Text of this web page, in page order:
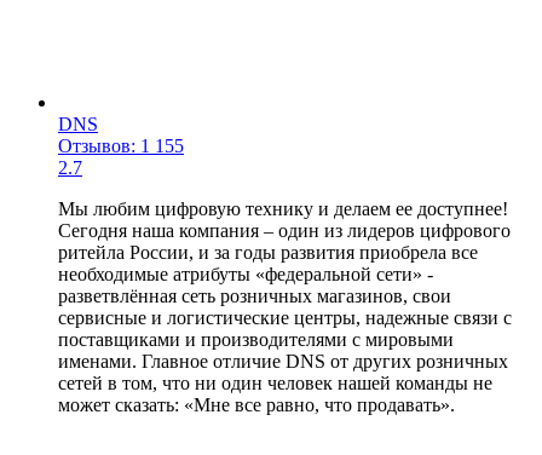
DNS
Отзывов: 1 155
2.7
Мы любим цифровую технику и делаем ее доступнее!
Сегодня наша компания – один из лидеров цифрового
ритейла России, и за годы развития приобрела все
необходимые атрибуты «федеральной сети» -
разветвлённая сеть розничных магазинов, свои
сервисные и логистические центры, надежные связи с
поставщиками и производителями с мировыми
именами. Главное отличие DNS от других розничных
сетей в том, что ни один человек нашей команды не
может сказать: «Мне все равно, что продавать».